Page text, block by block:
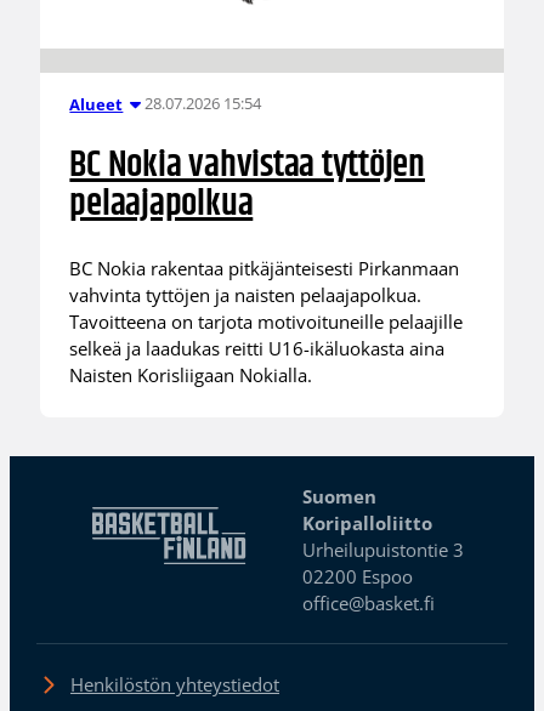
Alueet 28.07.2026 15:54
BC Nokia vahvistaa tyttöjen
pelaajapolkua
BC Nokia rakentaa pitkäjänteisesti Pirkanmaan
vahvinta tyttöjen ja naisten pelaajapolkua.
Tavoitteena on tarjota motivoituneille pelaajille
selkeä ja laadukas reitti U16-ikäluokasta aina
Naisten Korisliigaan Nokialla.
Suomen
Koripalloliitto
Urheilupuistontie 3
02200 Espoo
office@basket.fi
Henkilöstön yhteystiedot